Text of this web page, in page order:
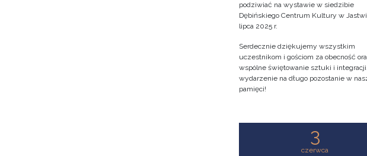
podziwiać na wystawie w siedzibie
Dębińskiego Centrum Kultury w
lipca 2025 r.
Serdecznie dziękujemy wszystkim
uczestnikom i gościom za obecność
wspólne świętowanie sztuki i
wydarzenie na długo pozostanie w
pamięci!
3
czerwca